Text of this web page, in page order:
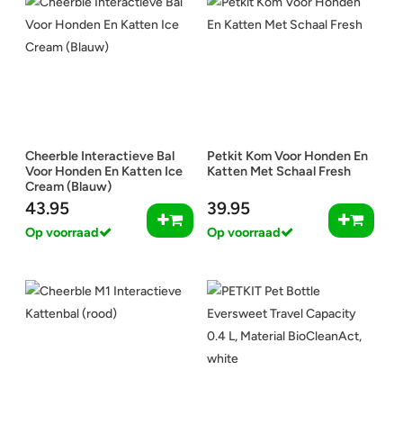
Cheerble Interactieve Bal
Voor Honden En Katten Ice
Cream (Blauw)
43.95
Op voorraad
Petkit Kom Voor Honden En
Katten Met Schaal Fresh
39.95
Op voorraad